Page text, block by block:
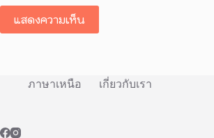
แสดงความเห็น
ภาษาเหนือ เกี่ยวกับเรา